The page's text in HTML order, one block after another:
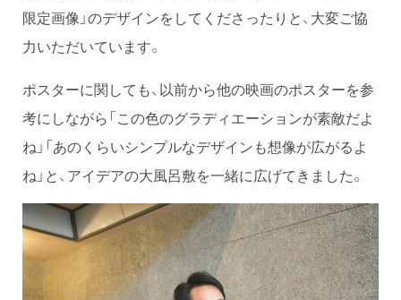
限定画像」のデザインをしてくださったりと、大変ご協
力いただいています。
ポスターに関しても、以前から他の映画のポスターを参
考にしながら「この色のグラディエーションが素敵だよ
ね」「あのくらいシンプルなデザインも想像が広がるよ
ね」と、アイデアの大風呂敷を一緒に広げてきました。